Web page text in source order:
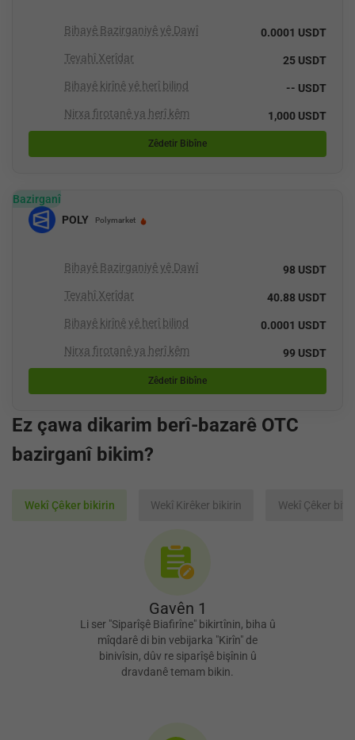
Bihayê Bazirganiyê yê Dawî 0.0001 USDT
Tevahî Xerîdar 25 USDT
Bihayê kirînê yê herî bilind -- USDT
Nirxa firotanê ya herî kêm 1,000 USDT
Zêdetir Bibîne
Bazirganî
POLY
Polymarket
Bihayê Bazirganiyê yê Dawî 98 USDT
Tevahî Xerîdar 40.88 USDT
Bihayê kirînê yê herî bilind 0.0001 USDT
Nirxa firotanê ya herî kêm 99 USDT
Zêdetir Bibîne
Ez çawa dikarim berî-bazarê OTC
bazirganî bikim?
Wekî Çêker bikirin Wekî Kirêker bikirin Wekî Çêker
Gavên 1
Li ser "Siparîşê Biafirîne" bikirtînin, biha û
mîqdarê di bin vebijarka "Kirîn" de
binivîsin, dûv re siparîşê bişînin û
dravdanê temam bikin.